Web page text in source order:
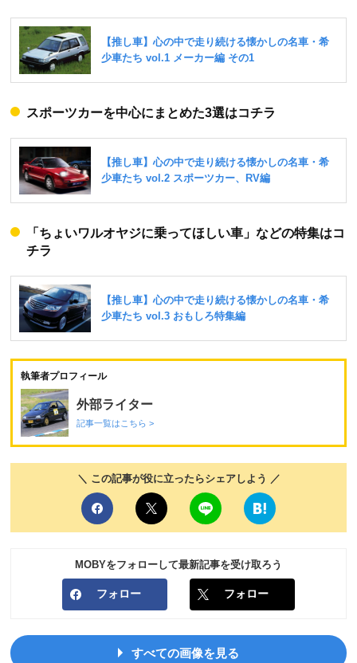
スポーツカーを中心にまとめた3選はコチラ
「ちょいワルオヤジに乗ってほしい車」などの特集はコ
チラ
執筆者プロフィール
外部ライター
記事一覧はこちら >
＼ この記事が役に立ったらシェアしよう ／
MOBYをフォローして最新記事を受け取ろう
フォロー フォロー
すべての画像を見る